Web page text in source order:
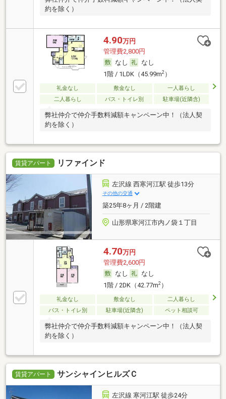
約を除く）
4.90万円
管理費2,800円
なし
なし
1階 / 1LDK（45.99m2）
礼金なし 敷金なし
一人暮らし
二人暮らし
バス・トイレ別 駐車場(近隣含)
弊社仲介で仲介手数料減額キャンペーン中！（法人契
約を除く）
賃貸アパート リファインド
左沢線 西寒河江駅 徒歩13分
その他の交通
築25年8ヶ月 / 2階建
山形県寒河江市内ノ袋１丁目
4.70万円
管理費2,600円
なし
なし
1階 / 2DK（42.77m2）
礼金なし 敷金なし
二人暮らし
バス・トイレ別
駐車場(近隣含) ペット相談可
弊社仲介で仲介手数料減額キャンペーン中！（法人契
約を除く）
賃貸アパート サンシャインヒルズＣ
左沢線 寒河江駅 徒歩24分